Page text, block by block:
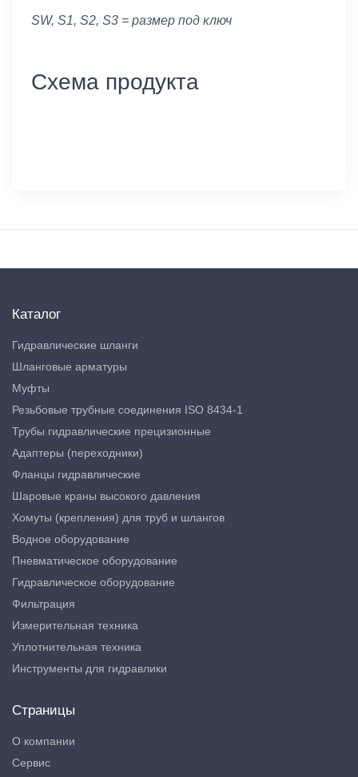
SW, S1, S2, S3 = размер под ключ
Схема продукта
Каталог
Гидравлические шланги
Шланговые арматуры
Муфты
Резьбовые трубные соединения ISO 8434-1
Трубы гидравлические прецизионные
Адаптеры (переходники)
Фланцы гидравлические
Шаровые краны высокого давления
Хомуты (крепления) для труб и шлангов
Водное оборудование
Пневматическое оборудование
Гидравлическое оборудование
Фильтрация
Измерительная техника
Уплотнительная техника
Инструменты для гидравлики
Страницы
О компании
Сервис